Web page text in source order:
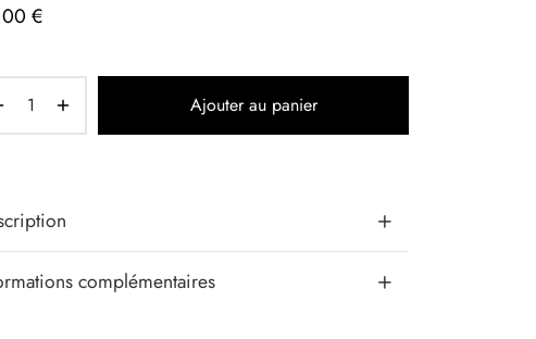
€
Ajouter au panier
complémentaires